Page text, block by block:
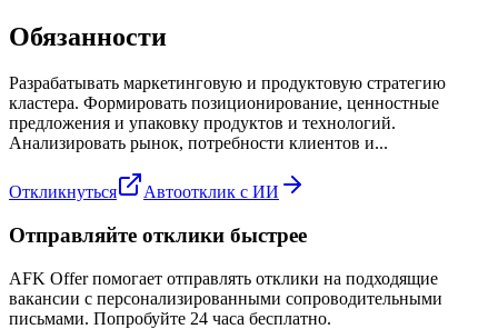
Обязанности
Разрабатывать маркетинговую и продуктовую стратегию
кластера. Формировать позиционирование, ценностные
предложения и упаковку продуктов и технологий.
Анализировать рынок, потребности клиентов и...
Откликнуться Автоотклик с ИИ
Отправляйте отклики быстрее
AFK Offer помогает отправлять отклики на подходящие
вакансии с персонализированными сопроводительными
письмами. Попробуйте 24 часа бесплатно.